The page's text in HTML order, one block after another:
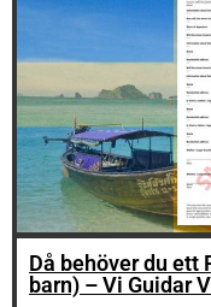
Då behöver du ett
barn) – Vi Guidar